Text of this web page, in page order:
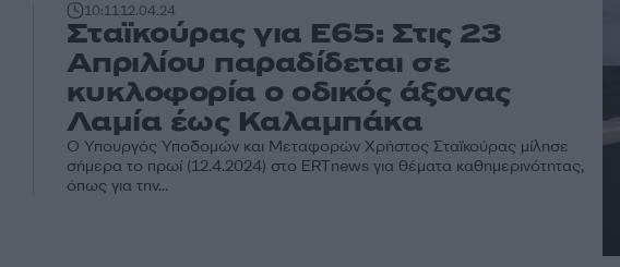
10:1112.04.24
Σταϊκούρας για Ε65: Στις 23
Απριλίου παραδίδεται σε
κυκλοφορία ο οδικός άξονας
Λαμία έως Καλαμπάκα
Ο Υπουργός Υποδομών και Μεταφορών Χρήστος Σταϊκούρας μίλησε
σήμερα το πρωί (12.4.2024) στο ERTnews για θέματα καθημερινότητας,
όπως για την...